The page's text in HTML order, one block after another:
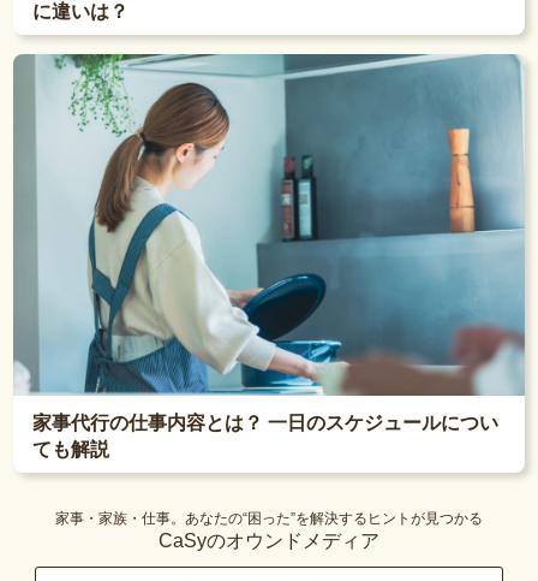
に違いは？
家事代行の仕事内容とは？ 一日のスケジュールについ
ても解説
家事・家族・仕事。あなたの“困った”を解決するヒントが見つかる
CaSyのオウンドメディア